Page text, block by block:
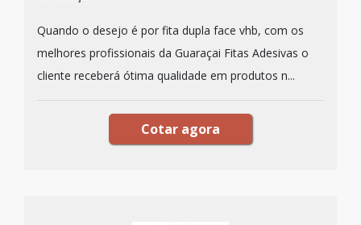
Quando o desejo é por fita dupla face vhb, com os
melhores profissionais da Guaraçai Fitas Adesivas o
cliente receberá ótima qualidade em produtos n...
Cotar agora